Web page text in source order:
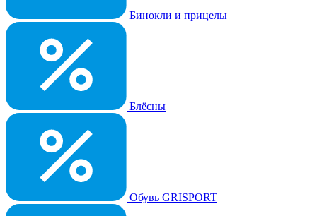
Бинокли и прицелы
Блёсны
Обувь GRISPORT